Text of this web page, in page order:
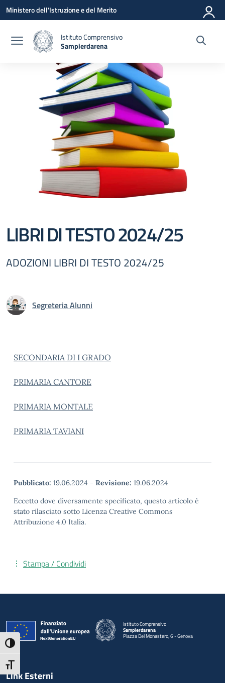
Attiva/disattiva alto contrasto
Attiva/disattiva dimensione testo
Vai ai contenuti
Vai al menu di navigazione
Vai al footer
Ministero dell'Istruzione e del Merito
Istituto Comprensivo
Sampierdarena
LIBRI DI TESTO 2024/25
ADOZIONI LIBRI DI TESTO 2024/25
Segreteria Alunni
SECONDARIA DI I GRADO
PRIMARIA CANTORE
PRIMARIA MONTALE
PRIMARIA TAVIANI
Pubblicato: 19.06.2024 - Revisione: 19.06.2024
Eccetto dove diversamente specificato, questo articolo è
stato rilasciato sotto Licenza Creative Commons
Attribuzione 4.0 Italia.
Stampa / Condividi
Istituto Comprensivo
Sampierdarena
Piazza Del Monastero, 6 - Genova
— Visita la pagina iniziale della scuola
Link Esterni